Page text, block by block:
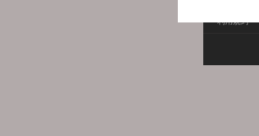
利用規約